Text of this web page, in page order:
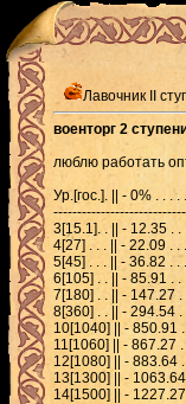
Лавочник II
военторг 2
люблю работать
Ур.[гос.]. || - 0% . . .
3[15.1]. . || - 12.35 . .
4[27] . . . || - 22.09 . .
5[45] . . . || - 36.82 . .
6[105] . . || - 85.91 . .
7[180] . . || - 147.27 .
8[360] . . || - 294.54 .
10[1040] || - 850.91
11[1060] || - 867.27
12[1080] || - 883.64
13[1300] || -
14[1500] || -